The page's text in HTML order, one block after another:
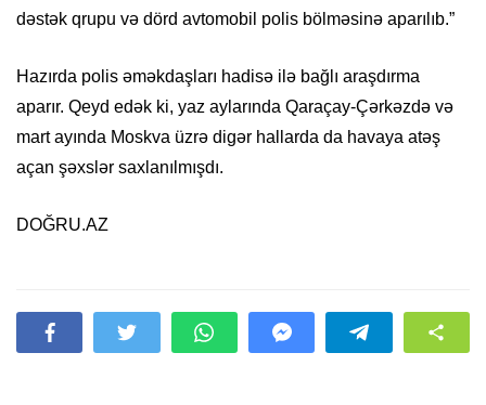
dəstək qrupu və dörd avtomobil polis bölməsinə aparılıb.”
Hazırda polis əməkdaşları hadisə ilə bağlı araşdırma
aparır. Qeyd edək ki, yaz aylarında Qaraçay-Çərkəzdə və
mart ayında Moskva üzrə digər hallarda da havaya atəş
açan şəxslər saxlanılmışdı.
DOĞRU.AZ